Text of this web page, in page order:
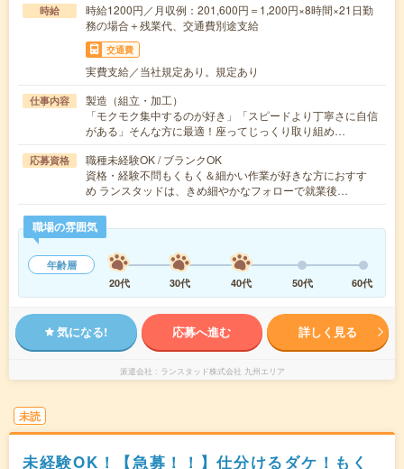
時給
時給1200円／月収例：201,600円＝1,200円×8時間×21日勤
務の場合＋残業代、交通費別途支給
交通費
実費支給／当社規定あり。規定あり
仕事内容
製造（組立・加工）
「モクモク集中するのが好き」「スピードより丁寧さに自信
がある」そんな方に最適！座ってじっくり取り組め…
応募資格
職種未経験OK / ブランクOK
資格・経験不問もくもく＆細かい作業が好きな方におすす
め ランスタッドは、きめ細やかなフォローで就業後…
職場の雰囲気
年齢層
20代
30代 40代 50代 60代
気になる! 応募へ進む 詳しく見る
派遣会社 ランスタッド株式会社 九州エリア
未読
未経験OK！【急募！！】仕分けるダケ！もく